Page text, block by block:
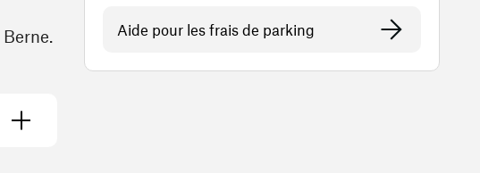
Aide pour les frais de parking